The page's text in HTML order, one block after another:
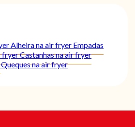
Alheira na air fryer Empadas
fryerCastanhas na air fryer
Queques na air fryer